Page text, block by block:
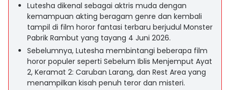
Lutesha dikenal sebagai aktris muda dengan
kemampuan akting beragam genre dan kembali
tampil di film horor fantasi terbaru berjudul Monster
Pabrik Rambut yang tayang 4 Juni 2026.
Sebelumnya, Lutesha membintangi beberapa film
horor populer seperti Sebelum Iblis Menjemput Ayat
2, Keramat 2: Caruban Larang, dan Rest Area yang
menampilkan kisah penuh teror dan misteri.